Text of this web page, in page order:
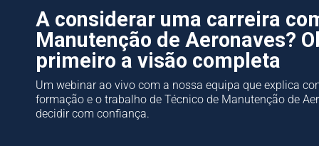
A considerar uma carreira
Manutenção de Aeronaves?
primeiro a visão completa
Um webinar ao vivo com a nossa equipa que explica
formação e o trabalho de Técnico de Manutenção de
decidir com confiança.